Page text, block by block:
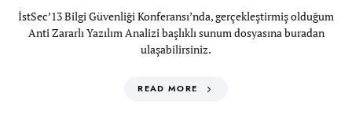
İstSec’13 Bilgi Güvenliği Konferansı’nda, gerçekleştirmiş olduğum
Anti Zararlı Yazılım Analizi başlıklı sunum dosyasına buradan
ulaşabilirsiniz.
READ MORE